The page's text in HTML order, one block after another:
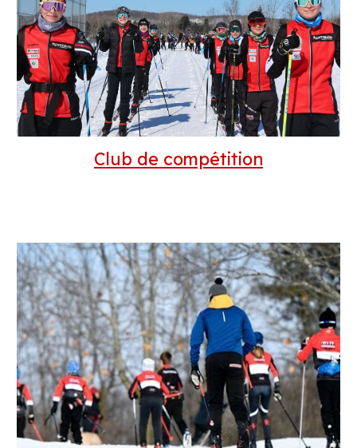
Club de compétition